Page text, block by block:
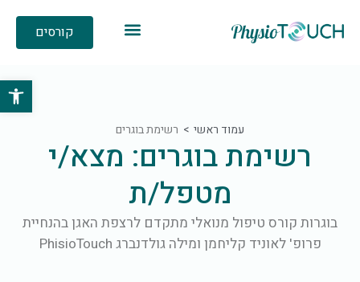
פתח
קורסים
עמוד ראשי רשימת בוגרים
רשימת בוגרים: מצא/י
מטפל/ת
בוגרות קורס טיפול מנואלי מתקדם לרצפת האגן בהנחיית
פרופ' לאוניד קליחמן ומילה גולדנברג PhisioTouch